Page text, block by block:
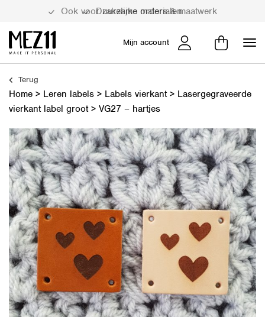
Duurzame materialen
Mijn account
Terug
Home > Leren labels > Labels vierkant> Lasergegraveerde
vierkant label groot> VG27 – hartjes